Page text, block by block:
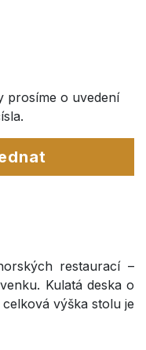
prosíme o uvedení
restaurací –
Kulatá deska o
výška stolu je